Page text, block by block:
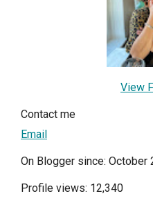
View
Contact me
Email
On Blogger since: October
Profile views: 12,340